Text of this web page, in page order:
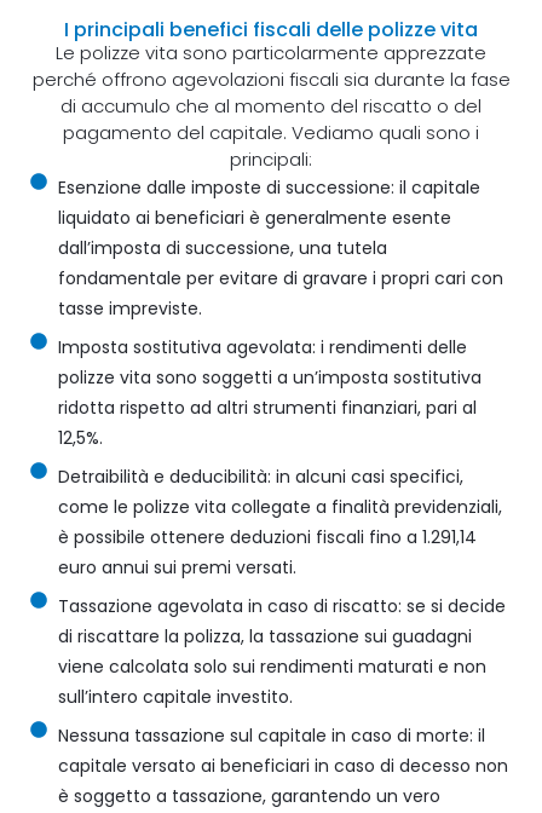
I principali benefici fiscali delle polizze vita
Le polizze vita sono particolarmente apprezzate
perché offrono agevolazioni fiscali sia durante la fase
di accumulo che al momento del riscatto o del
pagamento del capitale. Vediamo quali sono i
principali:
Esenzione dalle imposte di successione: il capitale
liquidato ai beneficiari è generalmente esente
dall’imposta di successione, una tutela
fondamentale per evitare di gravare i propri cari con
tasse impreviste.
Imposta sostitutiva agevolata: i rendimenti delle
polizze vita sono soggetti a un’imposta sostitutiva
ridotta rispetto ad altri strumenti finanziari, pari al
12,5%.
Detraibilità e deducibilità: in alcuni casi specifici,
come le polizze vita collegate a finalità previdenziali,
è possibile ottenere deduzioni fiscali fino a 1.291,14
euro annui sui premi versati.
Tassazione agevolata in caso di riscatto: se si decide
di riscattare la polizza, la tassazione sui guadagni
viene calcolata solo sui rendimenti maturati e non
sull’intero capitale investito.
Nessuna tassazione sul capitale in caso di morte: il
capitale versato ai beneficiari in caso di decesso non
è soggetto a tassazione, garantendo un vero